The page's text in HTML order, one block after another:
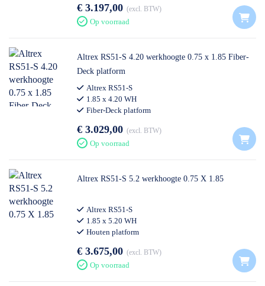
€ 3.197,00 excl. BTW
Op voorraad
Altrex RS51-S 4.20 werkhoogte 0.75 x 1.85 Fiber-
Deck platform
Altrex RS51-S
1.85 x 4.20 WH
Fiber-Deck platform
€ 3.029,00 excl. BTW
Op voorraad
Altrex RS51-S 5.2 werkhoogte 0.75 X 1.85
Altrex RS51-S
1.85 x 5.20 WH
Houten platform
€ 3.675,00 excl. BTW
Op voorraad